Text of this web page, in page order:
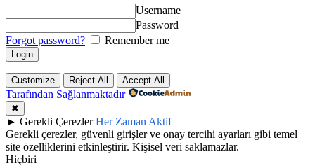
Username
Password
Forgot password?
Remember me
Customize Reject All Accept All
Tarafından Sağlanmaktadır
✖
► Gerekli Çerezler Her Zaman Aktif
Gerekli çerezler, güvenli girişler ve onay tercihi ayarları gibi temel
site özelliklerini etkinleştirir. Kişisel veri saklamazlar.
Hiçbiri